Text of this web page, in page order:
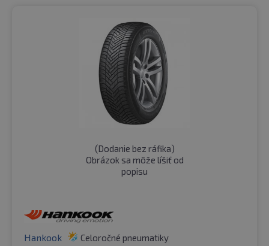
(Dodanie bez ráfika)
Obrázok sa môže líšiť od
popisu
Hankook Celoročné pneumatiky